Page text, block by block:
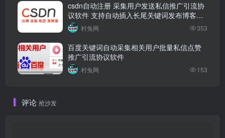
csdn自动注册 采集用户发送私信推广引流协
议软件 支持自动插入长尾关键词发布博客提
升关键词排名
村兔网 353
百度关键词自动采集相关用户批量私信点赞
推广引流协议软件
村兔网 153
评论 抢沙发